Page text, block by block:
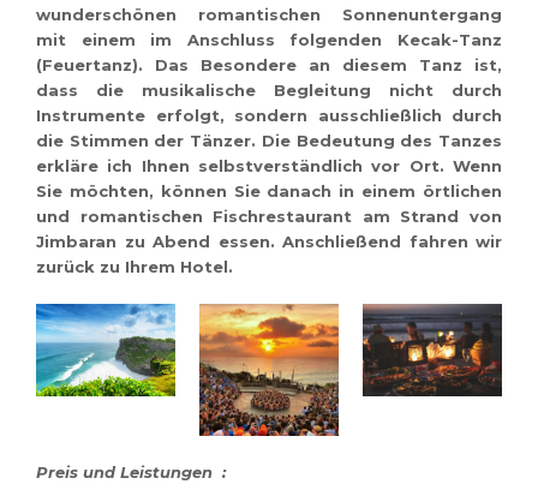
wunderschönen romantischen Sonnenuntergang
mit einem im Anschluss folgenden Kecak-Tanz
(Feuertanz). Das Besondere an diesem Tanz ist,
dass die musikalische Begleitung nicht durch
Instrumente erfolgt, sondern ausschließlich durch
die Stimmen der Tänzer. Die Bedeutung des Tanzes
erkläre ich Ihnen selbstverständlich vor Ort. Wenn
Sie möchten, können Sie danach in einem örtlichen
und romantischen Fischrestaurant am Strand von
Jimbaran zu Abend essen. Anschließend fahren wir
zurück zu Ihrem Hotel.
Preis und Leistungen :